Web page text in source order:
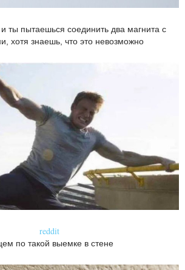
и ты пытаешься соединить два магнита с
хотя знаешь, что это невозможно
reddit
по такой выемке в стене